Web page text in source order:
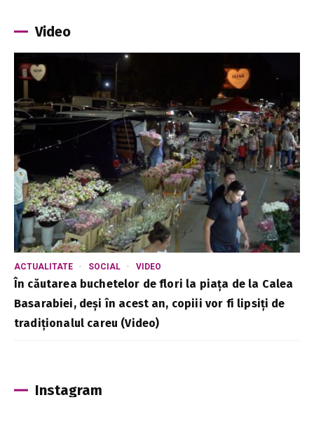
Video
ACTUALITATE SOCIAL VIDEO
În căutarea buchetelor de flori la piața de la Calea
Basarabiei, deși în acest an, copiii vor fi lipsiți de
tradiționalul careu (Video)
Instagram